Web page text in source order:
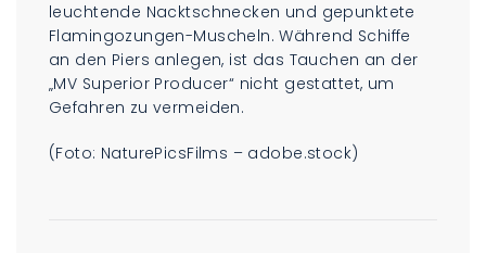
leuchtende Nacktschnecken und gepunktete
Flamingozungen-Muscheln. Während Schiffe
an den Piers anlegen, ist das Tauchen an der
„MV Superior Producer“ nicht gestattet, um
Gefahren zu vermeiden.
(Foto: NaturePicsFilms – adobe.stock)